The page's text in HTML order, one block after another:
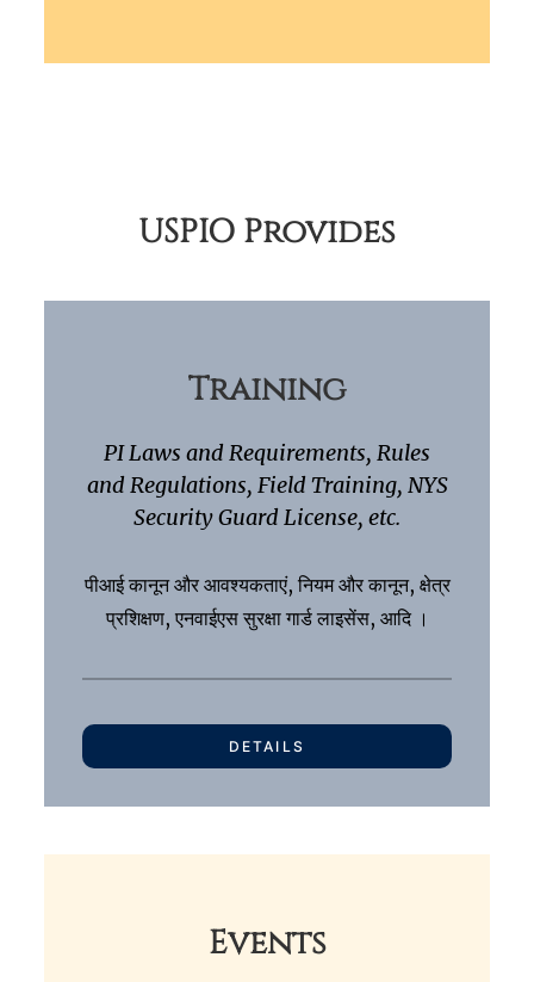
USPIO Provides
Training
PI Laws and Requirements, Rules
and Regulations, Field Training, NYS
Security Guard License, etc.
पीआई कानून और आवश्यकताएं, नियम और कानून, क्षेत्र
प्रशिक्षण, एनवाईएस सुरक्षा गार्ड लाइसेंस, आदि ।
DETAILS
Events